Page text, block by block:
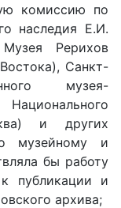
комиссию по
наследия Е.И.
Рерихов
Санкт-
музея-
и других
музейному и
бы работу
публикации и
архива;